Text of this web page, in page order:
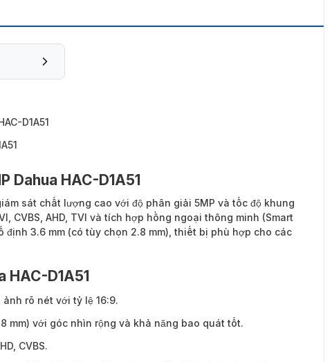
D1A51
Dahua HAC-D1A51
sát chất lượng cao với độ phân giải 5MP và tốc độ khung
CVBS, AHD, TVI và tích hợp hồng ngoại thông minh (Smart
định 3.6 mm (có tùy chọn 2.8 mm), thiết bị phù hợp cho các
HAC-D1A51
rõ nét với tỷ lệ 16:9.
mm) với góc nhìn rộng và khả năng bao quát tốt.
CVBS.